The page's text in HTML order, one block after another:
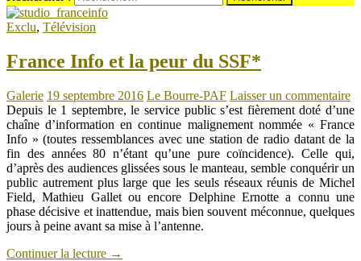
Exclu, Télévision
France Info et la peur du SSF*
Galerie 19 septembre 2016 Le Bourre-PAF Laisser un commentaire
Depuis le 1 septembre, le service public s’est fièrement doté d’une
chaîne d’information en continue malignement nommée « France
Info » (toutes ressemblances avec une station de radio datant de la
fin des années 80 n’étant qu’une pure coïncidence). Celle qui,
d’après des audiences glissées sous le manteau, semble conquérir un
public autrement plus large que les seuls réseaux réunis de Michel
Field, Mathieu Gallet ou encore Delphine Ernotte a connu une
phase décisive et inattendue, mais bien souvent méconnue, quelques
jours à peine avant sa mise à l’antenne.
Continuer la lecture →